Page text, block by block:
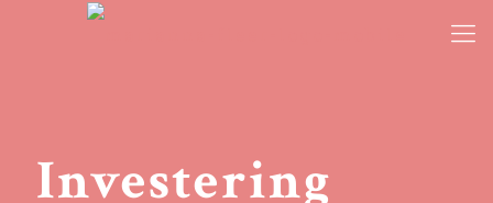
Investering